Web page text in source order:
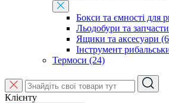
Бокси та ємності для
Льодобури та
Ящики та аксесуари
Інструмент
Термоси (24)
Клієнту